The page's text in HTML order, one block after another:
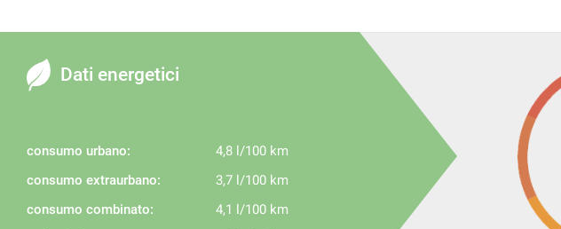
Dati energetici
consumo urbano:
4,8 l/100 km
consumo extraurbano:
3,7 l/100 km
consumo combinato:
4,1 l/100 km